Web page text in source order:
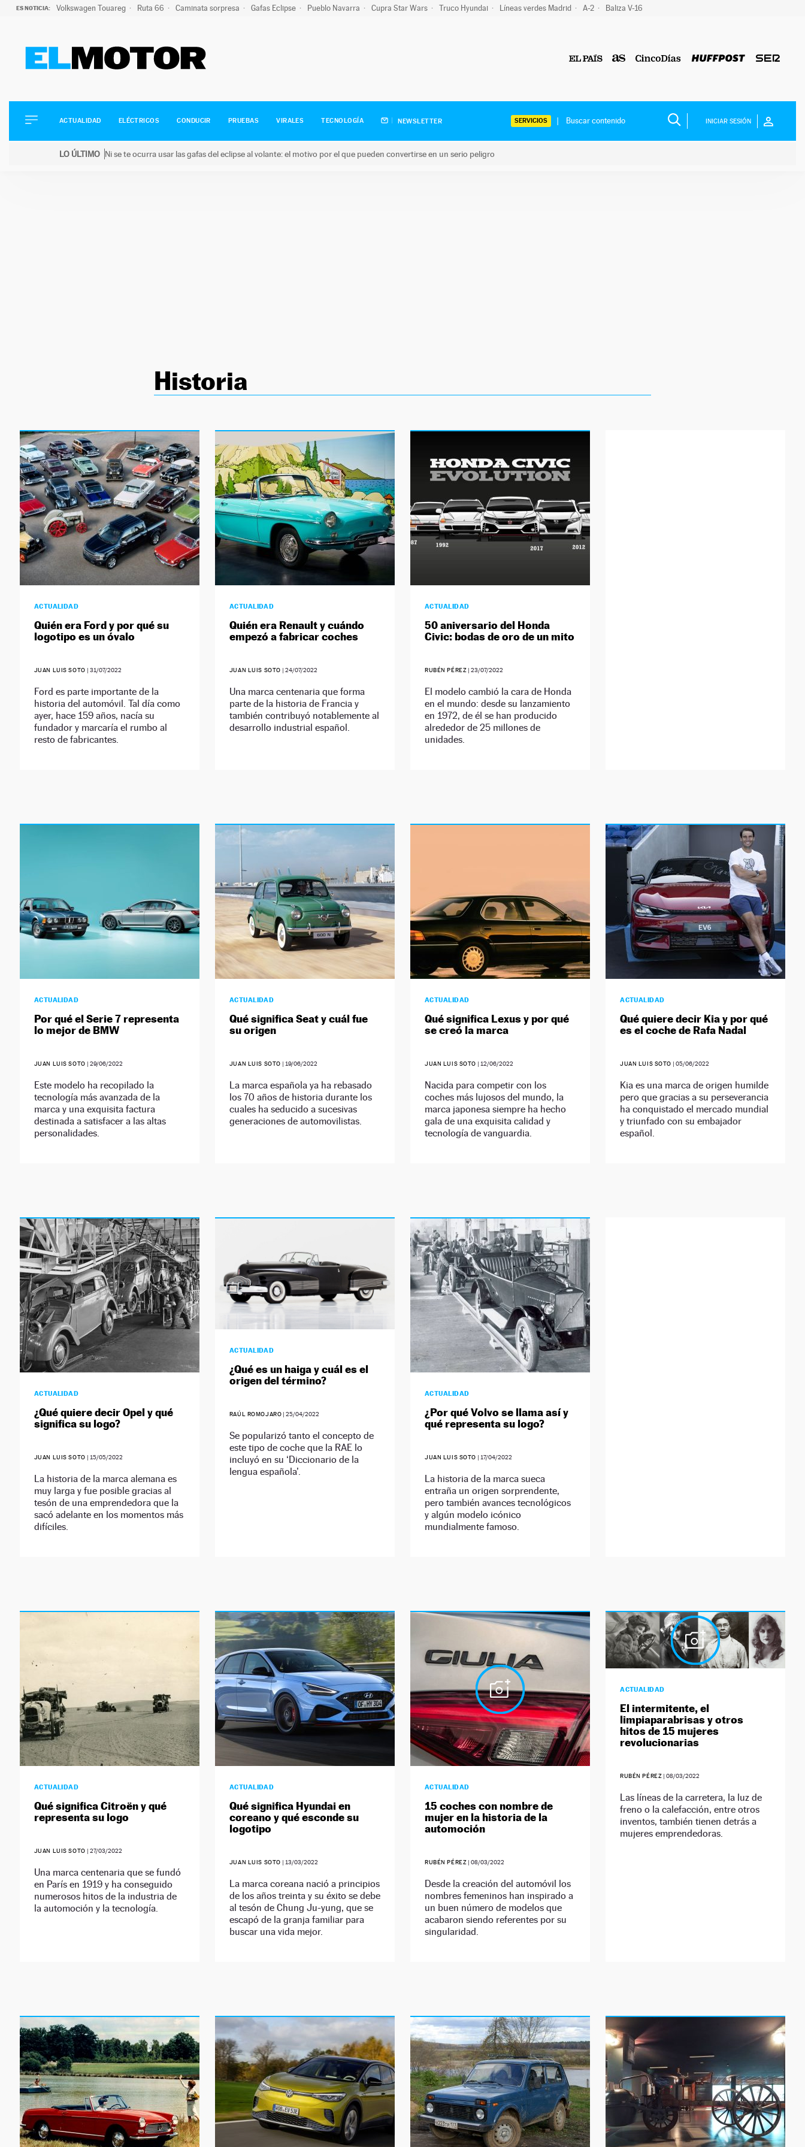
ES NOTICIA: Volkswagen Touareg Ruta 66 Caminata sorpresa Gafas Eclipse Pueblo Navarra Cupra Star Wars Truco Hyundai Líneas verdes Madrid A-2 Baliza V-16
ELÉCTRICOS
CONDUCIR
ACTUALIDAD ELÉCTRICOS CONDUCIR PRUEBAS VIRALES TECNOLOGÍA NEWSLETTER SERVICIOS INICIAR SESIÓN
LO ÚLTIMO Ni se te ocurra usar las gafas del eclipse al volante: el motivo por el que pueden convertirse en un serio peligro
Historia
ACTUALIDAD
Quién era Ford y por qué su
logotipo es un óvalo
JUAN LUIS SOTO | 31/07/2022
Ford es parte importante de la
historia del automóvil. Tal día como
ayer, hace 159 años, nacía su
fundador y marcaría el rumbo al
resto de fabricantes.
ACTUALIDAD
Quién era Renault y cuándo
empezó a fabricar coches
JUAN LUIS SOTO | 24/07/2022
Una marca centenaria que forma
parte de la historia de Francia y
también contribuyó notablemente al
desarrollo industrial español.
ACTUALIDAD
50 aniversario del Honda
Civic: bodas de oro de un mito
RUBÉN PÉREZ |23/07/2022
El modelo cambió la cara de Honda
en el mundo: desde su lanzamiento
en 1972, de él se han producido
alrededor de 25 millones de
unidades.
ACTUALIDAD
Por qué el Serie 7 representa
lo mejor de BMW
JUAN LUIS SOTO | 29/06/2022
Este modelo ha recopilado la
tecnología más avanzada de la
marca y una exquisita factura
destinada a satisfacer a las altas
personalidades.
ACTUALIDAD
Qué significa Seat y cuál fue
su origen
JUAN LUIS SOTO | 19/06/2022
La marca española ya ha rebasado
los 70 años de historia durante los
cuales ha seducido a sucesivas
generaciones de automovilistas.
ACTUALIDAD
Qué significa Lexus y por qué
se creó la marca
JUAN LUIS SOTO | 12/06/2022
Nacida para competir con los
coches más lujosos del mundo, la
marca japonesa siempre ha hecho
gala de una exquisita calidad y
tecnología de vanguardia.
ACTUALIDAD
Qué quiere decir Kia y por qué
es el coche de Rafa Nadal
JUAN LUIS SOTO |05/06/2022
Kia es una marca de origen humilde
pero que gracias a su perseverancia
ha conquistado el mercado mundial
y triunfado con su embajador
español.
ACTUALIDAD
¿Qué quiere decir Opel y qué
significa su logo?
JUAN LUIS SOTO | 15/05/2022
La historia de la marca alemana es
muy larga y fue posible gracias al
tesón de una emprendedora que la
sacó adelante en los momentos más
difíciles.
ACTUALIDAD
¿Qué es un haiga y cuál es el
origen del término?
RAÚL ROMOJARO |25/04/2022
Se popularizó tanto el concepto de
este tipo de coche que la RAE lo
incluyó en su ‘Diccionario de la
lengua española’.
ACTUALIDAD
¿Por qué Volvo se llama así y
qué representa su logo?
JUAN LUIS SOTO | 17/04/2022
La historia de la marca sueca
entraña un origen sorprendente,
pero también avances tecnológicos
y algún modelo icónico
mundialmente famoso.
ACTUALIDAD
Qué significa Citroën y qué
representa su logo
JUAN LUIS SOTO | 27/03/2022
Una marca centenaria que se fundó
en París en 1919 y ha conseguido
numerosos hitos de la industria de
la automoción y la tecnología.
ACTUALIDAD
Qué significa Hyundai en
coreano y qué esconde su
logotipo
JUAN LUIS SOTO | 13/03/2022
La marca coreana nació a principios
de los años treinta y su éxito se debe
al tesón de Chung Ju-yung, que se
escapó de la granja familiar para
buscar una vida mejor.
ACTUALIDAD
15 coches con nombre de
mujer en la historia de la
automoción
RUBÉN PÉREZ |08/03/2022
Desde la creación del automóvil los
nombres femeninos han inspirado a
un buen número de modelos que
acabaron siendo referentes por su
singularidad.
ACTUALIDAD
El intermitente, el
limpiaparabrisas y otros
hitos de 15 mujeres
revolucionarias
RUBÉN PÉREZ |08/03/2022
Las líneas de la carretera, la luz de
freno o la calefacción, entre otros
inventos, también tienen detrás a
mujeres emprendedoras.